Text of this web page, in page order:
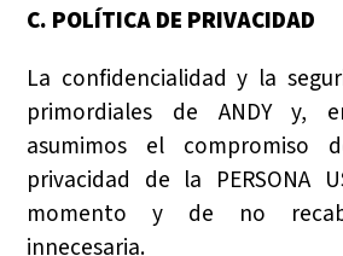
C. POLÍTICA DE PRIVACIDAD
La confidencialidad y la
primordiales de ANDY y,
asumimos el compromiso
privacidad de la PERSONA
momento y de no
innecesaria.